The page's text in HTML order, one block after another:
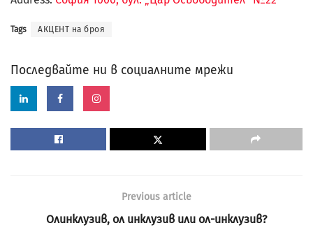
Tags АКЦЕНТ на броя
Последвайте ни в социалните мрежи
Previous article
Олинклузив, ол инклузив или ол-инклузив?